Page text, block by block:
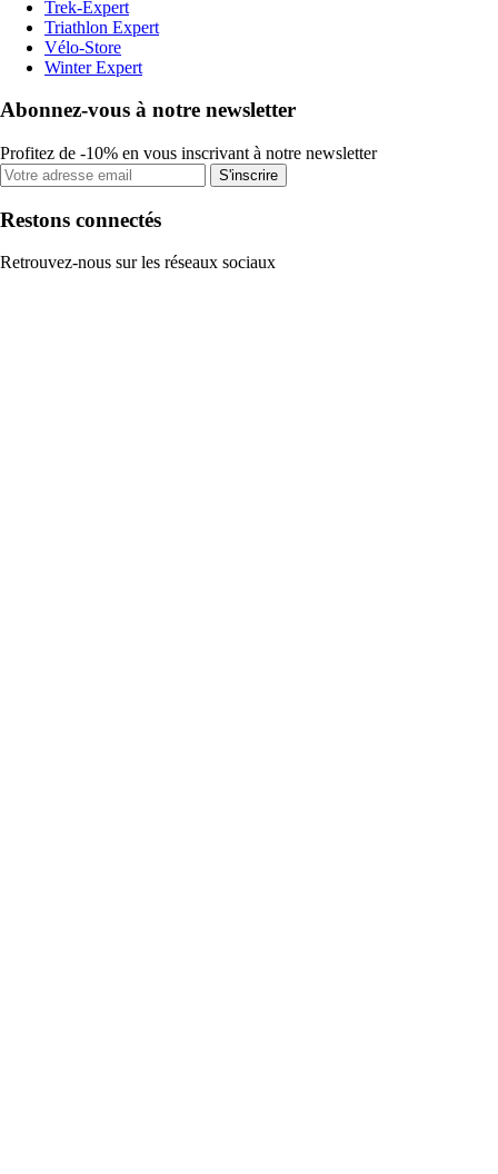
Trek-Expert
Triathlon Expert
Vélo-Store
Winter Expert
Abonnez-vous à notre newsletter
Profitez de -10% en vous inscrivant à notre newsletter
S'inscrire
Restons connectés
Retrouvez-nous sur les réseaux sociaux